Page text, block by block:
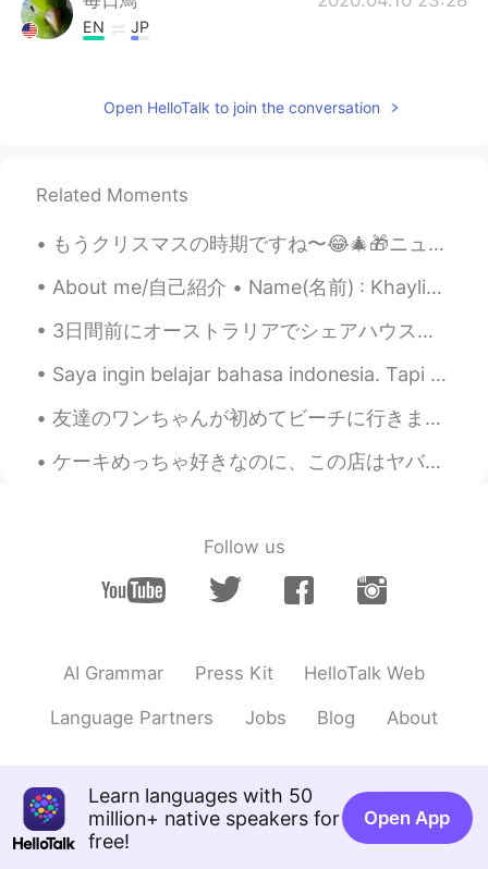
EN JP
毎日鳥 2020.04.10 23:26
JP EN
凄い熱心ですね。負けずに英語力を磨きま
Uno
JP EN
🦜🦜🦜かわいい！😊🌸
Open HelloTalk to join the conversation
Related Moments
もうクリスマスの時期ですね〜😂🎄🎁ニューヨークより早い！😆ニトリ新宿タカシマヤタイムズスクエア店 It’s already Christmas season, earlier than New...
About me/自己紹介 • Name(名前) : Khaylin • Where are you from?(出身) : Indonesia 🇮🇩 • Height (背の高さ) : 15...
3日間前にオーストラリアでシェアハウスに引っ越したんですけど, オーナーさんは日本人のおばあちゃんなんで家に住んでます。今夜定食を作って頂いた😭 優しすぎ!!🥺 なぜか日本人っていつも優しくして...
Saya ingin belajar bahasa indonesia. Tapi saya tidak tahu harus mulai dari mana. Bisakah Anda men...
友達のワンちゃんが初めてビーチに行きました。泳ぎたがってるけど寒くすぎました。鳥を追いかけてたけど波が来てた時、後ずさりしてしまいました。 名前は「Zoey」です。ゾーイちゃんは本当に優しいワ...
ケーキめっちゃ好きなのに、この店はヤバすぎる！誰か僕と一緒にケーキを食べませんか？ 🎂 Even though I really like cake, this restaurant is ...
Follow us
AI Grammar Press Kit HelloTalk Web
Language Partners Jobs Blog About
Learn languages with 50
million+ native speakers for
free!
Open App